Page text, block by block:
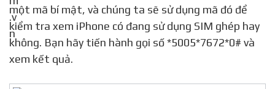
một mã bí mật, và chúng ta sẽ sử dụng mã đó để
kiểm tra xem iPhone có đang sử dụng SIM ghép hay
không. Bạn hãy tiến hành gọi số *5005*7672*0# và
xem kết quả.